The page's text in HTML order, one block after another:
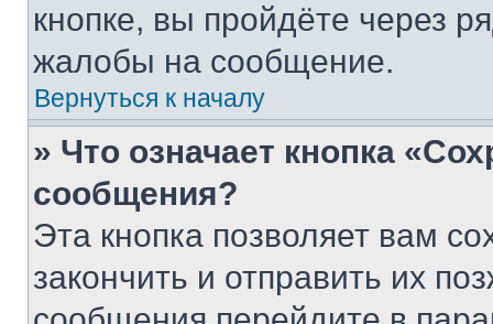
кнопке, вы пройдёте через
жалобы на сообщение.
Вернуться к началу
» Что означает кнопка
сообщения?
Эта кнопка позволяет вам
закончить и отправить их